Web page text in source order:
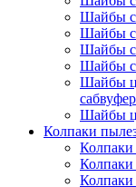
Шайбы с
Шайбы с
Шайбы с
Шайбы с
Шайбы
Шайбы
Колпаки
Колпаки
Колпаки
Колпаки